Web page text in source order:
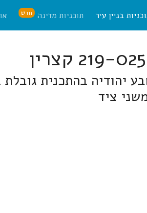
בניין עיר תוכניות מדינה חדש
טבע יהודיה בהתכנית
ציד